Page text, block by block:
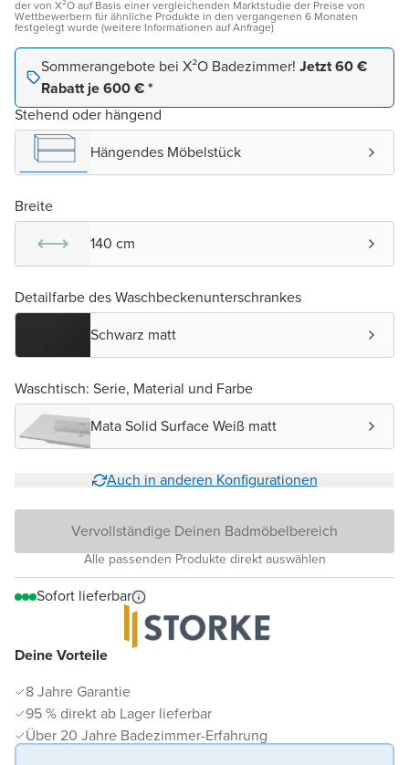
Deine Vorteile
8 Jahre Garantie
95 % direkt ab Lager lieferbar
Über 20 Jahre Badezimmer-Erfahrung
der von X²O auf Basis einer vergleichenden Marktstudie der Preise von
Wettbewerbern für ähnliche Produkte in den vergangenen 6 Monaten
festgelegt wurde (weitere Informationen auf Anfrage)
Sommerangebote bei X²O Badezimmer! Jetzt 60 €
Rabatt je 600 € *
Stehend oder hängend
Hängendes Möbelstück
Breite
140 cm
Detailfarbe des Waschbeckenunterschrankes
Schwarz matt
Waschtisch: Serie, Material und Farbe
Mata Solid Surface Weiß matt
Auch in anderen Konfigurationen
Vervollständige Deinen Badmöbelbereich
Alle passenden Produkte direkt auswählen
Sofort lieferbar